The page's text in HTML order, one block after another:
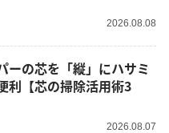
2026.08.08
ーの芯を「縦」にハサミ
利【芯の掃除活用術3
2026.08.07